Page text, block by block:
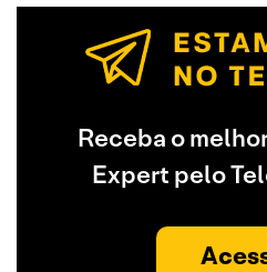
Receba o
Expert pelo